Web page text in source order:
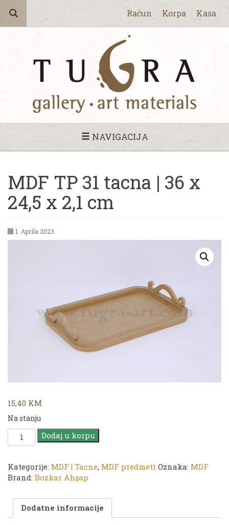
Račun Korpa Kasa
NAVIGACIJA
MDF TP 31 tacna | 36 x
24,5 x 2,1 cm
1. Aprila 2023.
15,40 KM
Na stanju
MDF
TP
tacna
|
24,5
x
Dodaj u korpu
Kategorije: MDF | Tacne, MDF predmeti Oznaka: MDF
Brand: Bozkar Ahşap
Dodatne informacije